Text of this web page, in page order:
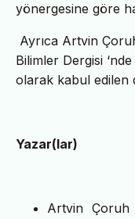
yönergesine göre
Ayrıca Artvin
Bilimler Dergisi
olarak kabul edilen
Yazar(lar)
Artvin Çoruh